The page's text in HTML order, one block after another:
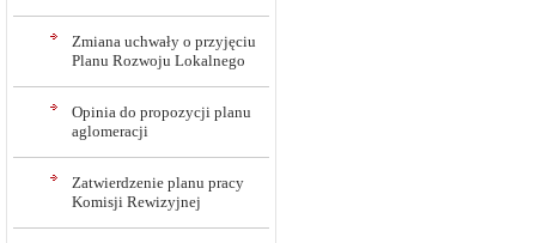
Zmiana uchwały o przyjęciu
Planu Rozwoju Lokalnego
Opinia do propozycji planu
aglomeracji
Zatwierdzenie planu pracy
Komisji Rewizyjnej